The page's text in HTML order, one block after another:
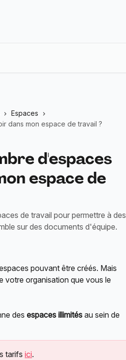
Espaces
dans mon espace de travail ?
d'espaces
espace de
de travail pour permettre à des
sur des documents d'équipe.
pouvant être créés. Mais
votre organisation que vous le
des espaces illimités au sein de
tarifs ici.